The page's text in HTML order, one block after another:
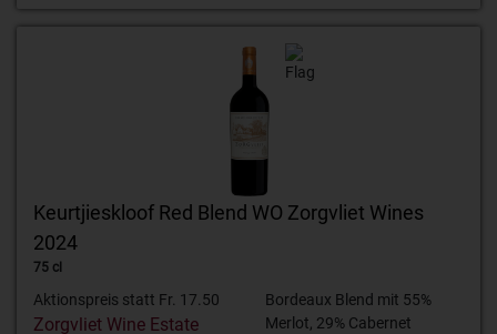
Keurtjieskloof Red Blend WO Zorgvliet Wines
2024
75 cl
Aktionspreis statt Fr. 17.50
Zorgvliet Wine Estate
Bordeaux Blend mit 55%
Merlot, 29% Cabernet